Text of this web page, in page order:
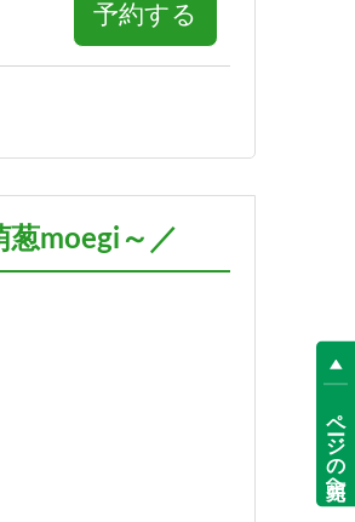
予約する
moegi～／
ページの先頭へ